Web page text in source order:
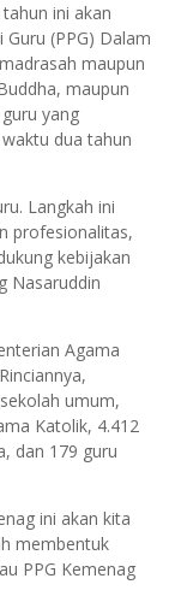
ini akan
(PPG) Dalam
maupun
maupun
yang
dua tahun
Langkah ini
profesionalitas,
kebijakan
Nasaruddin
Agama
umum,
Katolik, 4.412
dan 179 guru
ini akan kita
membentuk
PPG Kemenag